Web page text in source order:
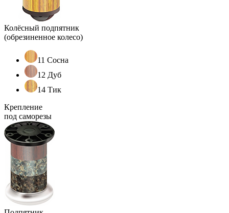
Колёсный подпятник
(обрезиненное колесо)
11 Сосна
12 Дуб
14 Тик
Крепление
под саморезы